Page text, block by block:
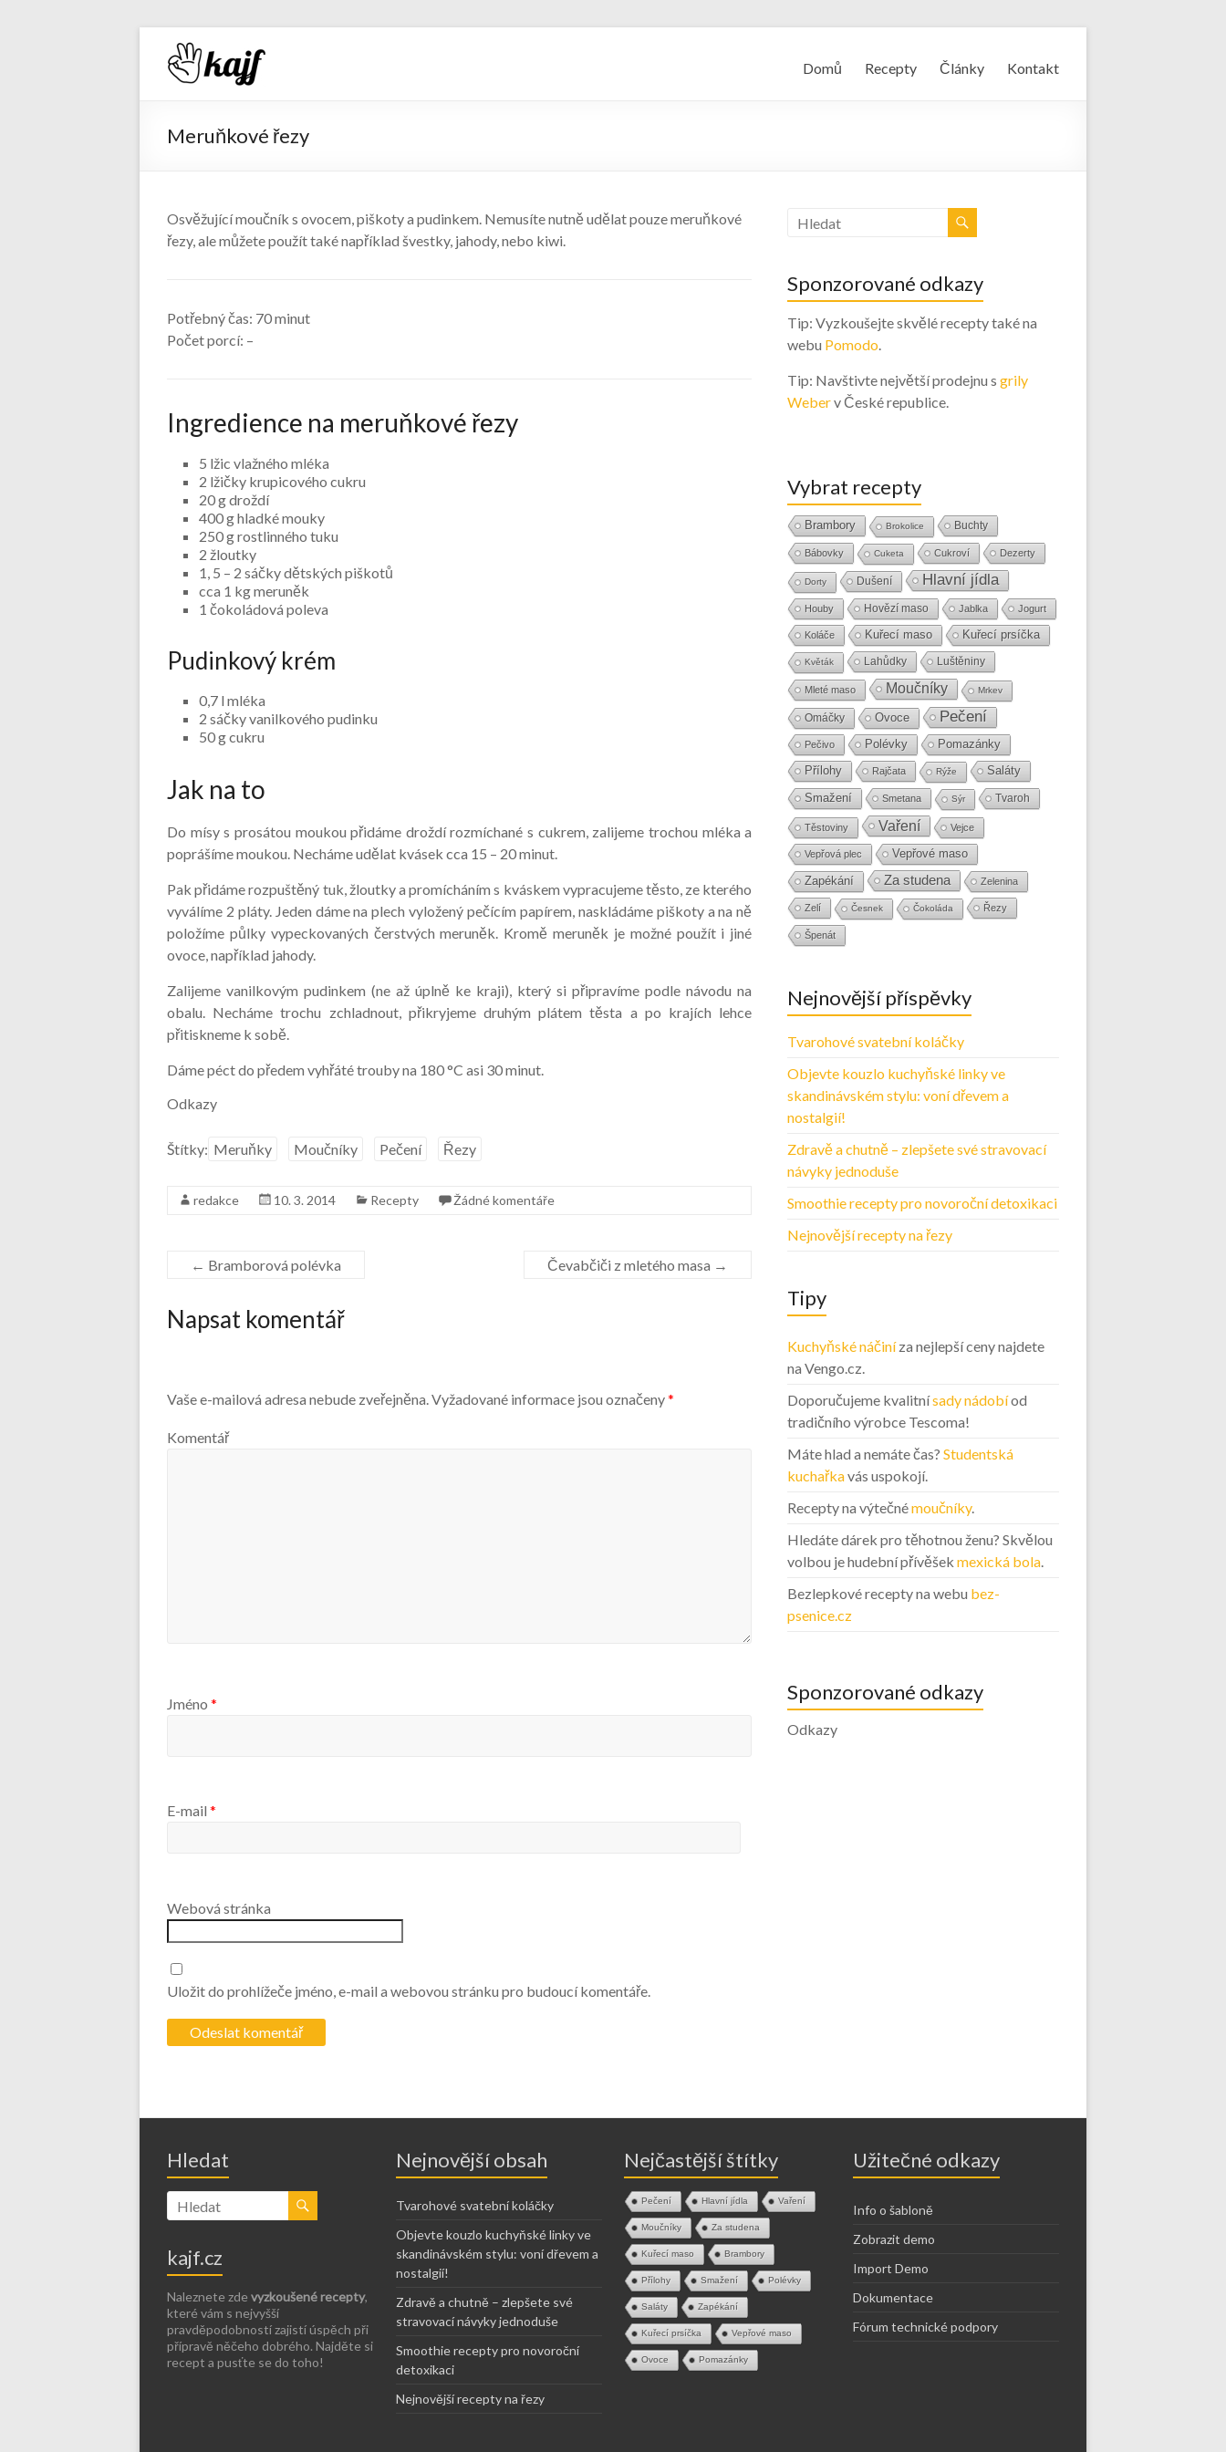
Domů Recepty Články Kontakt
Meruňkové řezy
Osvěžující moučník s ovocem, piškoty a pudinkem. Nemusíte nutně udělat pouze meruňkové
řezy, ale můžete použít také například švestky, jahody, nebo kiwi.
Potřebný čas: 70 minut
Počet porcí: –
Ingredience na meruňkové řezy
5 lžic vlažného mléka
2 lžičky krupicového cukru
20 g droždí
400 g hladké mouky
250 g rostlinného tuku
2 žloutky
1, 5 – 2 sáčky dětských piškotů
cca 1 kg meruněk
1 čokoládová poleva
Pudinkový krém
0,7 l mléka
2 sáčky vanilkového pudinku
50 g cukru
Jak na to
Do mísy s prosátou moukou přidáme droždí rozmíchané s cukrem, zalijeme trochou mléka a
poprášíme moukou. Necháme udělat kvásek cca 15 – 20 minut.
Pak přidáme rozpuštěný tuk, žloutky a promícháním s kváskem vypracujeme těsto, ze kterého
vyválíme 2 pláty. Jeden dáme na plech vyložený pečícím papírem, naskládáme piškoty a na ně
položíme půlky vypeckovaných čerstvých meruněk. Kromě meruněk je možné použít i jiné
ovoce, například jahody.
Zalijeme vanilkovým pudinkem (ne až úplně ke kraji), který si připravíme podle návodu na
obalu. Necháme trochu zchladnout, přikryjeme druhým plátem těsta a po krajích lehce
přitiskneme k sobě.
Dáme péct do předem vyhřáté trouby na 180 °C asi 30 minut.
Odkazy
Štítky: Meruňky Moučníky Pečení Řezy
redakce 10. 3. 2014 Recepty Žádné komentáře
← Bramborová polévka Čevabčiči z mletého masa →
Napsat komentář
Vaše e-mailová adresa nebude zveřejněna.Vyžadované informace jsou označeny*
Komentář
Jméno *
E-mail *
Webová stránka
Uložit do prohlížeče jméno, e-mail a webovou stránku pro budoucí komentáře.
Sponzorované odkazy
Tip: Vyzkoušejte skvělé recepty také na
webu Pomodo.
Tip: Navštivte největší prodejnu s grily
Weberv České republice.
Vybrat recepty
Brambory Brokolice Buchty
Bábovky Cuketa Cukroví Dezerty
Dorty Dušení Hlavní jídla
Houby Hovězí maso Jablka Jogurt
Koláče Kuřecí maso Kuřecí prsíčka
Květák Lahůdky Luštěniny
Mleté maso Moučníky Mrkev
Omáčky Ovoce Pečení
Pečivo Polévky Pomazánky
Přílohy Rajčata Rýže
Saláty
Smažení
Smetana Sýr Tvaroh
Těstoviny Vaření Vejce
Vepřová plec
Vepřové maso
Zapékání
Za studena Zelenina
Zelí Česnek Čokoláda Řezy
Špenát
Nejnovější příspěvky
Tvarohové svatební koláčky
Objevte kouzlo kuchyňské linky ve
skandinávském stylu: voní dřevem a
nostalgií!
Zdravě a chutně – zlepšete své stravovací
návyky jednoduše
Smoothie recepty pro novoroční detoxikaci
Nejnovější recepty na řezy
Tipy
Kuchyňské náčiníza nejlepší ceny najdete
na Vengo.cz.
Doporučujeme kvalitnísady nádobíod
tradičního výrobce Tescoma!
Máte hlad a nemáte čas? Studentská
kuchařkavás uspokojí.
Recepty na výtečnémoučníky.
Hledáte dárek pro těhotnou ženu? Skvělou
volbou je hudební přívěšek mexická bola.
Bezlepkové recepty na webu bez-
psenice.cz
Sponzorované odkazy
Odkazy
Hledat
kajf.cz
Naleznete zde vyzkoušené recepty,
které vám s nejvyšší
pravděpodobností zajistí úspěch při
přípravě něčeho dobrého. Najděte si
recept a pusťte se do toho!
Nejnovější obsah
Tvarohové svatební koláčky
Objevte kouzlo kuchyňské linky ve
skandinávském stylu: voní dřevem a
nostalgií!
Zdravě a chutně – zlepšete své
stravovací návyky jednoduše
Smoothie recepty pro novoroční
detoxikaci
Nejnovější recepty na řezy
Nejčastější štítky
Pečení Hlavní jídla Vaření
Moučníky Za studena
Kuřecí maso Brambory
Přílohy Smažení Polévky
Saláty Zapékání
Kuřecí prsíčka Vepřové maso
Ovoce Pomazánky
Užitečné odkazy
Info o šabloně
Zobrazit demo
Import Demo
Dokumentace
Fórum technické podpory